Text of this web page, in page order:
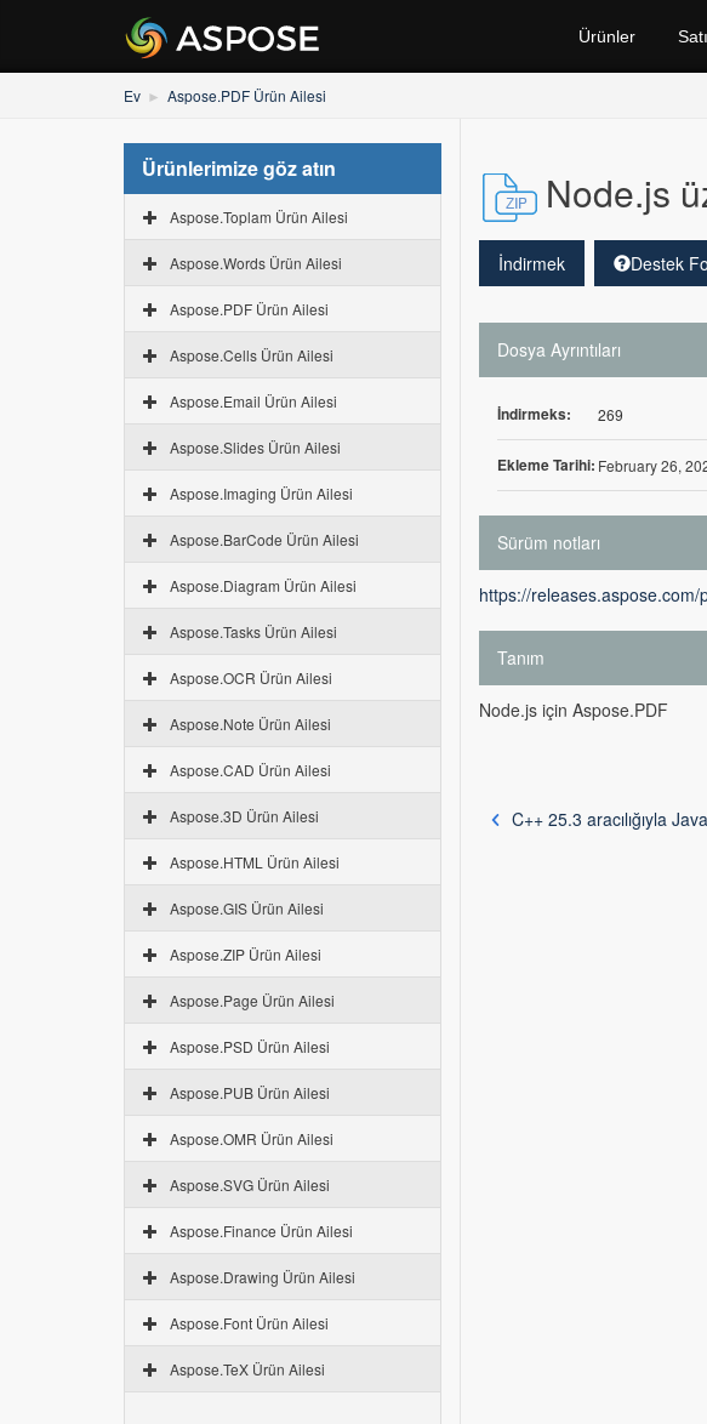
Ürünler
Ev Aspose.PDF Ürün Ailesi
Ürünlerimize göz atın
Aspose.Toplam Ürün Ailesi
Aspose.Words Ürün Ailesi
Aspose.PDF Ürün Ailesi
Aspose.Cells Ürün Ailesi
Aspose.Email Ürün Ailesi
Aspose.Slides Ürün Ailesi
Aspose.Imaging Ürün Ailesi
Aspose.BarCode Ürün Ailesi
Aspose.Diagram Ürün Ailesi
Aspose.Tasks Ürün Ailesi
Aspose.OCR Ürün Ailesi
Aspose.Note Ürün Ailesi
Aspose.CAD Ürün Ailesi
Aspose.3D Ürün Ailesi
Aspose.HTML Ürün Ailesi
Aspose.GIS Ürün Ailesi
Aspose.ZIP Ürün Ailesi
Aspose.Page Ürün Ailesi
Aspose.PSD Ürün Ailesi
Aspose.PUB Ürün Ailesi
Aspose.OMR Ürün Ailesi
Aspose.SVG Ürün Ailesi
Aspose.Finance Ürün Ailesi
Aspose.Drawing Ürün Ailesi
Aspose.Font Ürün Ailesi
Aspose.TeX Ürün Ailesi
Node.js
İndirmek Destek
Dosya Ayrıntıları
İndirmeks: 269
Ekleme Tarihi: February 26,
Sürüm notları
https://
Tanım
Node.js için Aspose.PDF
C++ 25.3 aracılığıyla